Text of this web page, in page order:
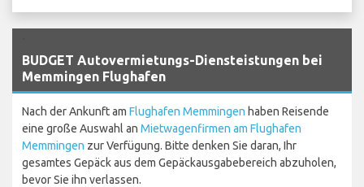
BUDGET Autovermietungs-Diensteistungen bei
Memmingen Flughafen
Nach der Ankunft am Flughafen Memmingen haben Reisende
eine große Auswahl an Mietwagenfirmen am Flughafen
Memmingen zur Verfügung. Bitte denken Sie daran, Ihr
gesamtes Gepäck aus dem Gepäckausgabebereich abzuholen,
bevor Sie ihn verlassen.